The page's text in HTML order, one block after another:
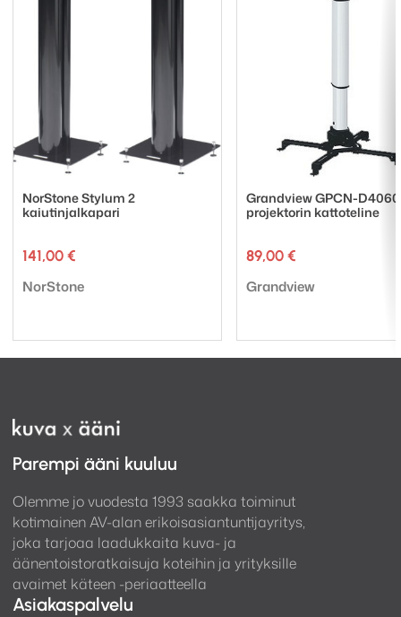
NorStone Stylum 2
kaiutinjalkapari
141,00 €
Tuotemerkki:
NorStone
Grandview GPCN-D4060
projektorin kattoteline
89,00 €
Tuotemerkki:
Grandview
Parempi ääni kuuluu
Olemme jo vuodesta 1993 saakka toiminut
kotimainen AV-alan erikoisasiantuntijayritys,
joka tarjoaa laadukkaita kuva- ja
äänentoistoratkaisuja koteihin ja yrityksille
avaimet käteen -periaatteella
Asiakaspalvelu